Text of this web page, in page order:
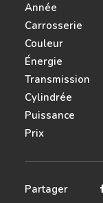
Année
Carrosserie
Couleur
Énergie
Transmission
Cylindrée
Puissance
Prix
Partager